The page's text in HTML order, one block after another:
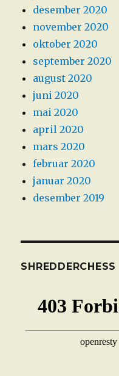
desember 2020
november 2020
oktober 2020
september 2020
august 2020
juni 2020
mai 2020
april 2020
mars 2020
februar 2020
januar 2020
desember 2019
SHREDDERCHESS